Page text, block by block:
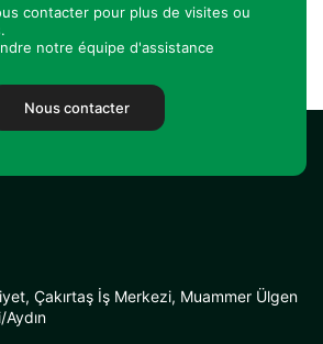
contacter pour plus de visites ou
notre équipe d'assistance
Nous contacter
Çakırtaş İş Merkezi, Muammer Ülgen